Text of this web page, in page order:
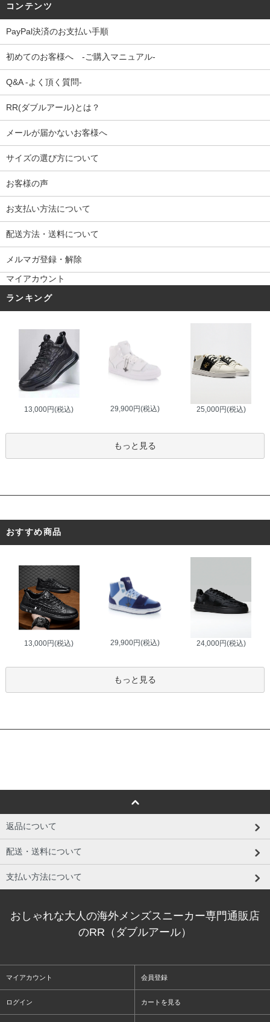
コンテンツ
PayPal決済のお支払い手順
初めてのお客様へ -ご購入マニュアル-
Q&A -よく頂く質問-
RR(ダブルアール)とは？
メールが届かないお客様へ
サイズの選び方について
お客様の声
お支払い方法について
配送方法・送料について
メルマガ登録・解除
マイアカウント
ランキング
13,000円(税込) 29,900円(税込) 25,000円(税込)
もっと見る
おすすめ商品
13,000円(税込) 29,900円(税込) 24,000円(税込)
もっと見る
返品について
配送・送料について
支払い方法について
おしゃれな大人の海外メンズスニーカー専門通販店
のRR（ダブルアール）
マイアカウント 会員登録
ログイン カートを見る